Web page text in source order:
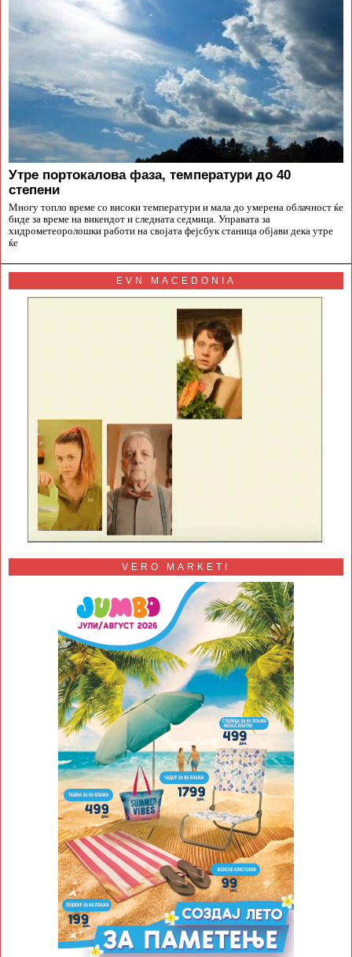
Утре портокалова фаза, температури до 40
степени
Многу топло време со високи температури и мала до умерена облачност ќе
биде за време на викендот и следната седмица. Управата за
хидрометеоролошки работи на својата фејсбук станица објави дека утре
ќе
EVN MACEDONIA
VERO MARKETI